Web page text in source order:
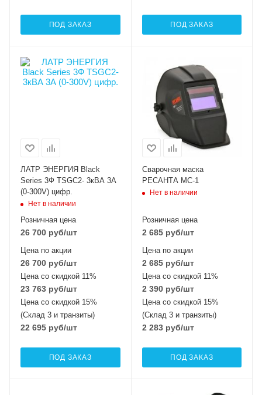
ПОД ЗАКАЗ ПОД ЗАКАЗ
ЛАТР ЭНЕРГИЯ Black
Series 3Ф TSGC2- 3кВА 3А
(0-300V) цифр.
Нет в наличии
Розничная цена
26 700 руб/шт
Цена по акции
26 700 руб/шт
Цена со скидкой 11%
23 763 руб/шт
Цена со скидкой 15%
(Склад 3 и транзиты)
22 695 руб/шт
ПОД ЗАКАЗ
Сварочная маска
РЕСАНТА МС-1
Нет в наличии
Розничная цена
2 685руб/шт
Цена по акции
2 685руб/шт
Цена со скидкой 11%
2 390руб/шт
Цена со скидкой 15%
(Склад 3 и транзиты)
2 283руб/шт
ПОД ЗАКАЗ